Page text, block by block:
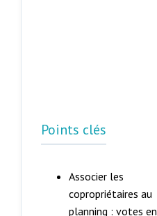
Points clés
Associer les
copropriétaires au
planning : votes en